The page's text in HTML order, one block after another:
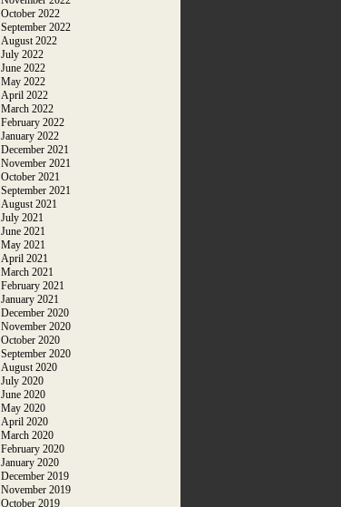
October 2022
September 2022
August 2022
July 2022
June 2022
May 2022
April 2022
March 2022
February 2022
January 2022
December 2021
November 2021
October 2021
September 2021
August 2021
July 2021
June 2021
May 2021
April 2021
March 2021
February 2021
January 2021
December 2020
November 2020
October 2020
September 2020
August 2020
July 2020
June 2020
May 2020
April 2020
March 2020
February 2020
January 2020
December 2019
November 2019
October 2019